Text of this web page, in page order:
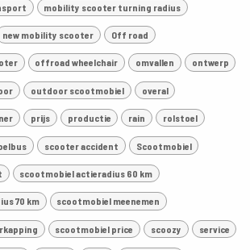
mobility scooter turning radius
new mobility scooter Off road
offroad wheelchair omvallen ontwerp
outdoor scootmobiel overal
prijs productie rain rolstoel
scooter accident Scootmobiel
scootmobiel actieradius 60 km
70 km scootmobiel meenemen
scootmobiel price scoozy service